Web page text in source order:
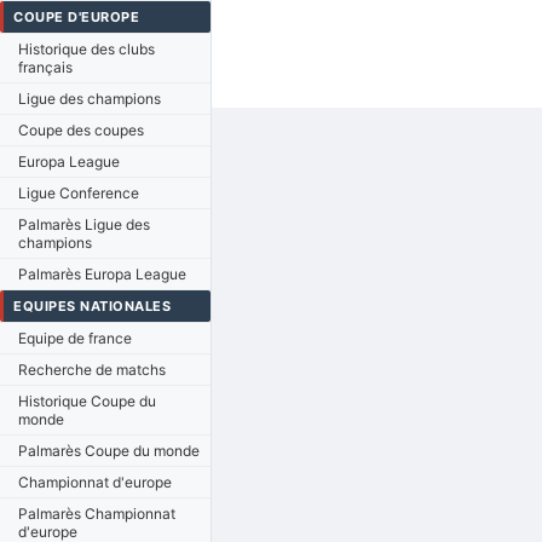
COUPE D'EUROPE
Historique des clubs
français
Ligue des champions
Coupe des coupes
Europa League
Ligue Conference
Palmarès Ligue des
champions
Palmarès Europa League
EQUIPES NATIONALES
Equipe de france
Recherche de matchs
Historique Coupe du
monde
Palmarès Coupe du monde
Championnat d'europe
Palmarès Championnat
d'europe